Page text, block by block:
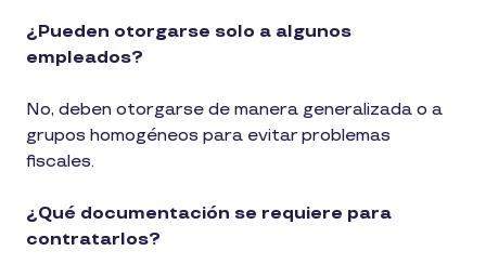
¿Pueden otorgarse solo a algunos
empleados?
No, deben otorgarse de manera generalizada o a
grupos homogéneos para evitar problemas
fiscales.
¿Qué documentación se requiere para
contratarlos?